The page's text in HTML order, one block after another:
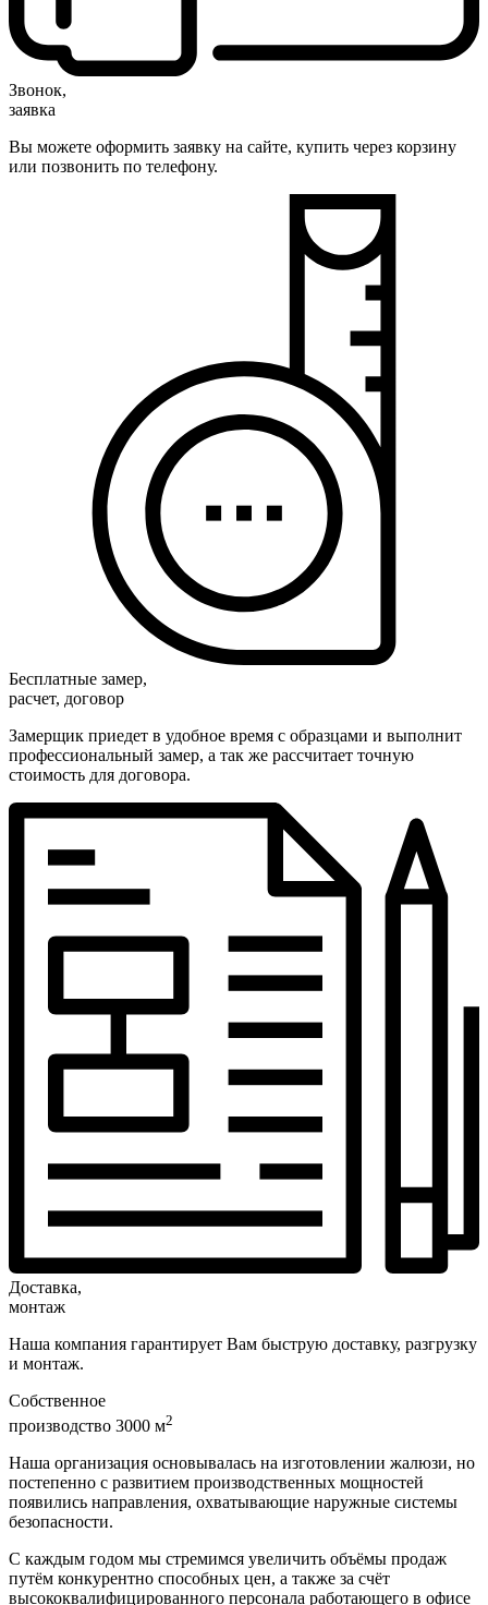
Звонок,
заявка
Вы можете оформить заявку на сайте, купить через корзину
или позвонить по телефону.
Бесплатные замер,
расчет, договор
Замерщик приедет в удобное время с образцами и выполнит
профессиональный замер, а так же рассчитает точную
стоимость для договора.
Доставка,
монтаж
Наша компания гарантирует Вам быструю доставку, разгрузку
и монтаж.
Собственное
производство 3000 м2
Наша организация основывалась на изготовлении жалюзи, но
постепенно с развитием производственных мощностей
появились направления, охватывающие наружные системы
безопасности.
С каждым годом мы стремимся увеличить объёмы продаж
путём конкурентно способных цен, а также за счёт
высококвалифицированного персонала работающего в офисе